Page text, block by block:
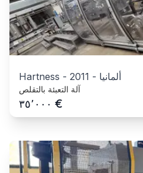
Hartness - 2011 - ألمانيا
آلة التعبئة بالتقلص
٣٥٬٠٠٠ €